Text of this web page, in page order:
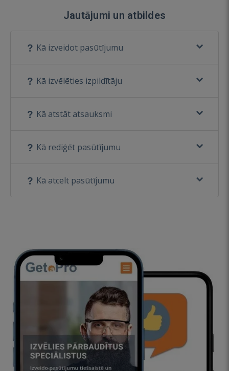
Jautājumi un atbildes
Kā izveidot pasūtījumu
Kā izvēlēties izpildītāju
Kā atstāt atsauksmi
Kā rediģēt pasūtījumu
Kā atcelt pasūtījumu